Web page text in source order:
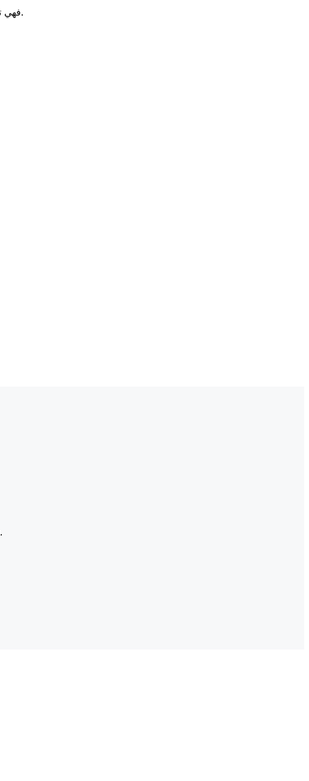
تحدد هذه الأرقام الثلاثة فرعًا معينًا. رموز BIC التي تنتهي بـ "XXX"، فهي تشير إلى المكتب الرئيسي للبنك.
قبل تأكيد التحويل حتى تعرف بالضبط ما ستدفعه. تعني رسومنا المنخفضة المزيد من التوفير لك.